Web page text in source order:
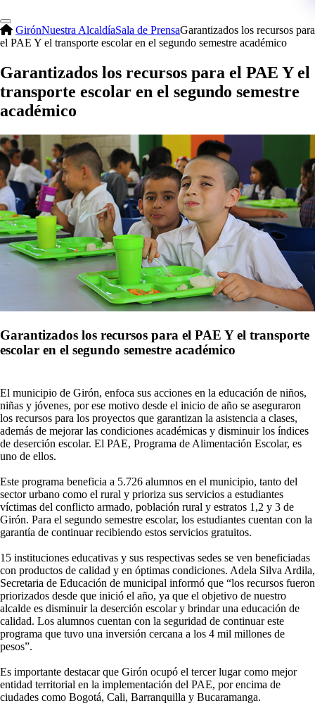
GirónNuestra AlcaldíaSala de PrensaGarantizados los recursos para
el PAE Y el transporte escolar en el segundo semestre académico
Garantizados los recursos para el PAE Y el
transporte escolar en el segundo semestre
académico
Garantizados los recursos para el PAE Y el transporte
escolar en el segundo semestre académico
El municipio de Girón, enfoca sus acciones en la educación de niños,
niñas y jóvenes, por ese motivo desde el inicio de año se aseguraron
los recursos para los proyectos que garantizan la asistencia a clases,
además de mejorar las condiciones académicas y disminuir los índ​ices
de deserción escolar. El PAE, Programa de Alimentación Escolar, es
uno de ellos.
Este programa beneficia a 5.726 alumnos en el municipio, tanto del
sector urbano como el rural y prioriza sus servicios a estudiantes
víctimas del conflicto armado, población rural y estratos 1,2 y 3 de
Girón. Para el segundo semestre escolar, los estudiantes cuentan con la
garantía de continuar recibiendo estos servicios gratuitos.
15 instituciones educativas y sus respectivas sedes se ven beneficiadas
con productos de calidad y en óptimas condiciones. Adela Silva Ardila,
Secretaria de Educación de municipal informó que “los recursos fueron
priorizados desde que inició el año, ya que el objetivo de nuestro
alcalde es disminuir la deserción escolar y brindar una educación de
calidad. Los alumnos cuentan con la seguridad de continuar este
programa que tuvo una inversión cercana a los 4 mil millones de
pesos”.
Es importante destacar que Girón ocupó el tercer lugar como mejor
entidad territorial en la implementación del PAE, por encima de
ciudades como Bogotá, Cali, Barranquilla y Bucaramanga.